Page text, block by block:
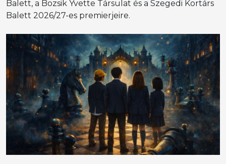
Balett, a Bozsik Yvette Társulat és a Szegedi Kortárs
Balett 2026/27-es premierjeire.